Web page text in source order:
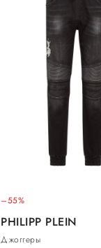
–55%
PHILIPP PLEIN
Джоггеры